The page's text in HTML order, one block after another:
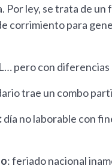
Por ley, se trata de un
corrimiento para
pero con diferencias
trae un combo
día no laborable con
: feriado nacional